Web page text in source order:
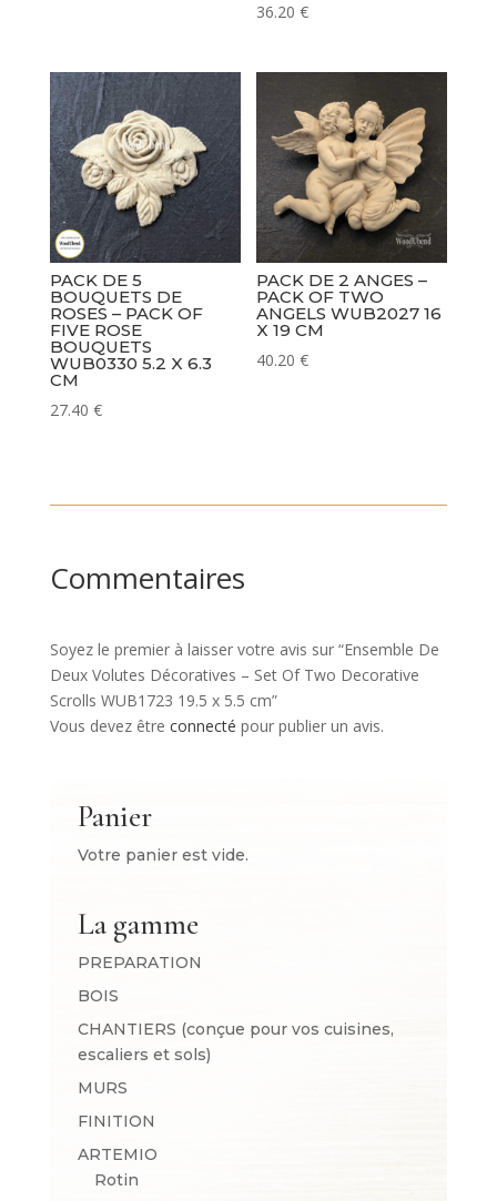
36.20€
PACK DE 5
BOUQUETS DE
ROSES – PACK OF
FIVE ROSE
BOUQUETS
WUB0330 5.2 X 6.3
CM
27.40 €
PACK DE 2 ANGES –
PACK OF TWO
ANGELS WUB2027 16
X 19 CM
40.20€
Commentaires
Soyez le premier à laisser votre avis sur “Ensemble De
Deux Volutes Décoratives – Set Of Two Decorative
Scrolls WUB1723 19.5 x 5.5 cm”
Vous devez être connecté pour publier un avis.
Panier
Votre panier est vide.
La gamme
PREPARATION
BOIS
CHANTIERS (conçue pour vos cuisines,
escaliers et sols)
MURS
FINITION
ARTEMIO
Rotin